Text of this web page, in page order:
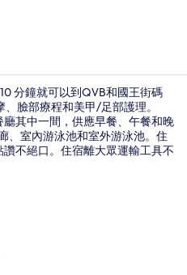
分鐘就可以到QVB和國王街碼
臉部療程和美甲/足部護理。
其中一間，供應早餐、午餐和晚
、室內游泳池和室外游泳池。住
不絕口。住宿離大眾運輸工具不